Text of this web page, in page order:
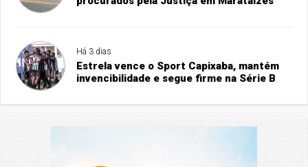
Há 3 dias
Estrela vence o Sport Capixaba, mantém
invencibilidade e segue firme na Série B